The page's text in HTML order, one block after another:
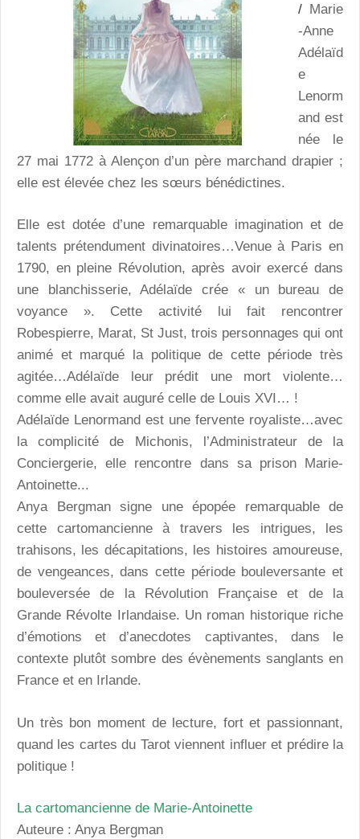
/ Marie
-Anne
Adélaïd
e
Lenorm
and est
née le
27 mai 1772 à Alençon d’un père marchand drapier ;
elle est élevée chez les sœurs bénédictines.
Elle est dotée d’une remarquable imagination et de
talents prétendument divinatoires…Venue à Paris en
1790, en pleine Révolution, après avoir exercé dans
une blanchisserie, Adélaïde crée « un bureau de
voyance ». Cette activité lui fait rencontrer
Robespierre, Marat, St Just, trois personnages qui ont
animé et marqué la politique de cette période très
agitée…Adélaïde leur prédit une mort violente…
comme elle avait auguré celle de Louis XVI… !
Adélaïde Lenormand est une fervente royaliste…avec
la complicité de Michonis, l’Administrateur de la
Conciergerie, elle rencontre dans sa prison Marie-
Antoinette...
Anya Bergman signe une épopée remarquable de
cette cartomancienne à travers les intrigues, les
trahisons, les décapitations, les histoires amoureuse,
de vengeances, dans cette période bouleversante et
bouleversée de la Révolution Française et de la
Grande Révolte Irlandaise. Un roman historique riche
d’émotions et d’anecdotes captivantes, dans le
contexte plutôt sombre des évènements sanglants en
France et en Irlande.
Un très bon moment de lecture, fort et passionnant,
quand les cartes du Tarot viennent influer et prédire la
politique !
La cartomancienne de Marie-Antoinette
Auteure : Anya Bergman